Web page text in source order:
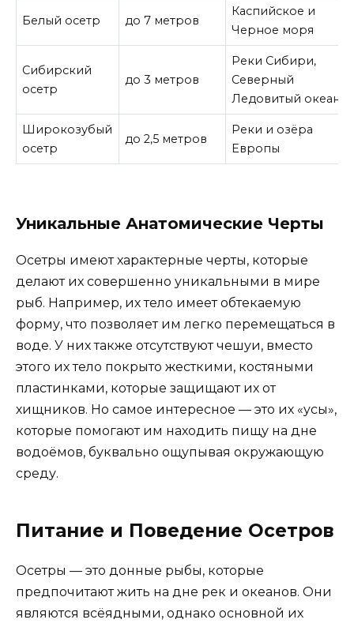
Белый осетр до 7 метров
Каспийское и
Черное моря
Сибирский
осетр
до 3 метров
Реки Сибири,
Северный
Ледовитый океан
Широкозубый
осетр
до 2,5 метров
Реки и озёра
Европы
Уникальные Анатомические Черты
Осетры имеют характерные черты, которые
делают их совершенно уникальными в мире
рыб. Например, их тело имеет обтекаемую
форму, что позволяет им легко перемещаться в
воде. У них также отсутствуют чешуи, вместо
этого их тело покрыто жесткими, костяными
пластинками, которые защищают их от
хищников. Но самое интересное — это их «усы»,
которые помогают им находить пищу на дне
водоёмов, буквально ощупывая окружающую
среду.
Питание и Поведение Осетров
Осетры — это донные рыбы, которые
предпочитают жить на дне рек и океанов. Они
являются всёядными, однако основной их